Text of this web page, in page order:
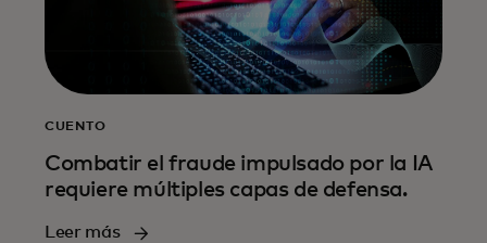
CUENTO
Combatir el fraude impulsado por la IA
requiere múltiples capas de defensa.
Leer más